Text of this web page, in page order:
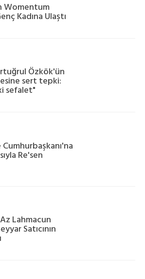
Womentum
Kadına Ulaştı
Özkök'ün
sert tepki:
sefalet"
Re'sen
Lahmacun
Satıcının